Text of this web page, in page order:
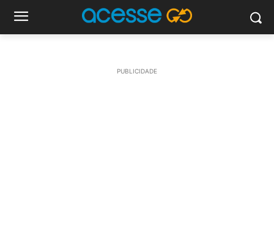
PUBLICIDADE